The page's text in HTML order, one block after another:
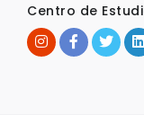
Centro de